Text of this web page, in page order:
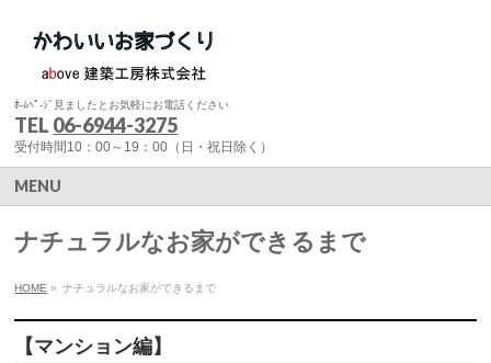
ﾎ-ﾑﾍﾟ-ｼﾞ見ましたとお気軽にお電話ください
TEL 06-6944-3275
受付時間10：00～19：00（日・祝日除く）
MENU
ナチュラルなお家ができるまで
HOME » ナチュラルなお家ができるまで
【マンション編】